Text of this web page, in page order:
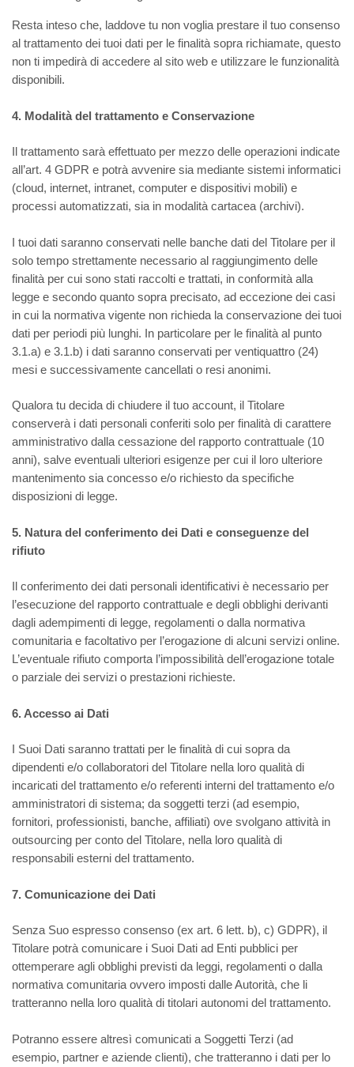
Resta inteso che, laddove tu non voglia prestare il tuo consenso
al trattamento dei tuoi dati per le finalità sopra richiamate, questo
non ti impedirà di accedere al sito web e utilizzare le funzionalità
disponibili.
4. Modalità del trattamento e Conservazione
Il trattamento sarà effettuato per mezzo delle operazioni indicate
all’art. 4 GDPR e potrà avvenire sia mediante sistemi informatici
(cloud, internet, intranet, computer e dispositivi mobili) e
processi automatizzati, sia in modalità cartacea (archivi).
I tuoi dati saranno conservati nelle banche dati del Titolare per il
solo tempo strettamente necessario al raggiungimento delle
finalità per cui sono stati raccolti e trattati, in conformità alla
legge e secondo quanto sopra precisato, ad eccezione dei casi
in cui la normativa vigente non richieda la conservazione dei tuoi
dati per periodi più lunghi. In particolare per le finalità al punto
3.1.a) e 3.1.b) i dati saranno conservati per ventiquattro (24)
mesi e successivamente cancellati o resi anonimi.
Qualora tu decida di chiudere il tuo account, il Titolare
conserverà i dati personali conferiti solo per finalità di carattere
amministrativo dalla cessazione del rapporto contrattuale (10
anni), salve eventuali ulteriori esigenze per cui il loro ulteriore
mantenimento sia concesso e/o richiesto da specifiche
disposizioni di legge.
5. Natura del conferimento dei Dati e conseguenze del
rifiuto
Il conferimento dei dati personali identificativi è necessario per
l’esecuzione del rapporto contrattuale e degli obblighi derivanti
dagli adempimenti di legge, regolamenti o dalla normativa
comunitaria e facoltativo per l’erogazione di alcuni servizi online.
L’eventuale rifiuto comporta l’impossibilità dell’erogazione totale
o parziale dei servizi o prestazioni richieste.
6. Accesso ai Dati
I Suoi Dati saranno trattati per le finalità di cui sopra da
dipendenti e/o collaboratori del Titolare nella loro qualità di
incaricati del trattamento e/o referenti interni del trattamento e/o
amministratori di sistema; da soggetti terzi (ad esempio,
fornitori, professionisti, banche, affiliati) ove svolgano attività in
outsourcing per conto del Titolare, nella loro qualità di
responsabili esterni del trattamento.
7. Comunicazione dei Dati
Senza Suo espresso consenso (ex art. 6 lett. b), c) GDPR), il
Titolare potrà comunicare i Suoi Dati ad Enti pubblici per
ottemperare agli obblighi previsti da leggi, regolamenti o dalla
normativa comunitaria ovvero imposti dalle Autorità, che li
tratteranno nella loro qualità di titolari autonomi del trattamento.
Potranno essere altresì comunicati a Soggetti Terzi (ad
esempio, partner e aziende clienti), che tratteranno i dati per lo